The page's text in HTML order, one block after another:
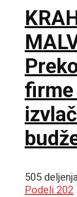
firme
505
Podeli 202